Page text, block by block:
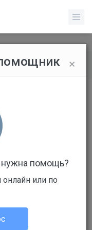
пользователя ×
нужна помощь?
или по